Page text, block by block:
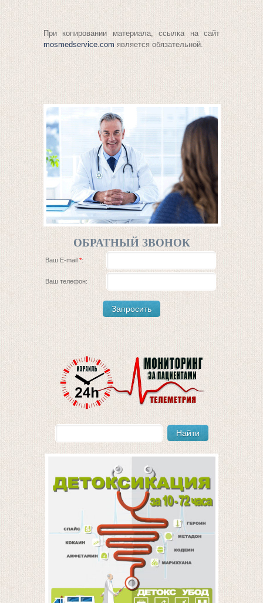
При копировании материала, ссылка на сайт
mosmedservice.com является обязательной.
ОБРАТНЫЙ ЗВОНОК
Ваш E-mail *:
Ваш телефон: